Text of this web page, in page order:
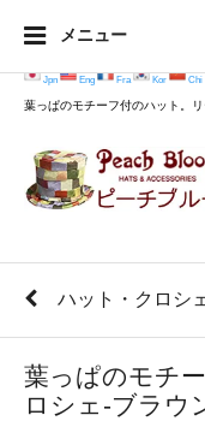
メニュー
Jpn Eng Fra Kor Chi
葉っぱのモチーフ付のハット。
ハット・クロシ
葉っぱのモチ
ロシェ-ブラウ